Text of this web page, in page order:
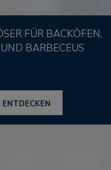
BARBECEUS
ENTDECKEN